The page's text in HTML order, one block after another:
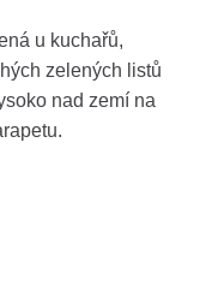
u kuchařů,
zelených listů
nad zemí na